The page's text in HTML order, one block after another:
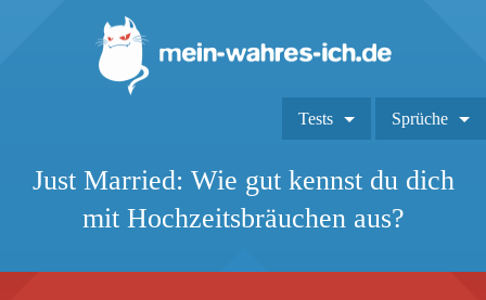
Tests Sprüche
Just Married: Wie gut kennst du dich
mit Hochzeitsbräuchen aus?